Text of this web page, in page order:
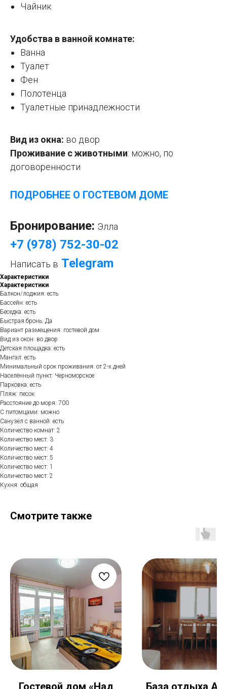
Чайник
Удобства в ванной комнате:
Ванна
Туалет
Фен
Полотенца
Туалетные принадлежности
Вид из окна: во двор
Проживание с животными: можно, по
договоренности
ПОДРОБНЕЕ О ГОСТЕВОМ ДОМЕ
Бронирование: Элла
+7 (978) 752-30-02
Написать в Telegram
Характеристики
Характеристики
Балкон/лоджия: есть
Бассейн: есть
Беседка: есть
Быстрая бронь: Да
Вариант размещения: гостевой дом
Вид из окон: во двор
Детская площадка: есть
Мангал: есть
Минимальный срок проживания: от 2-х дней
Населённый пункт: Черноморское
Парковка: есть
Пляж: песок
Расстояние до моря: 700
С питомцами: можно
Санузел с ванной: есть
Количество комнат: 2
Количество мест: 3
Количество мест: 4
Количество мест: 5
Количество мест: 1
Количество мест: 2
Кухня: общая
Смотрите также